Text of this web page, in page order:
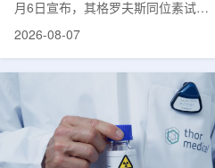
月6日宣布，其格罗夫斯同位素试验
反应堆已在低功率状态下实现可控自
格罗夫斯同位素试验反应堆设施(图
片：格罗夫斯)格罗夫斯低功率试验
反应堆位于美国得克萨斯州洛克哈
特，是美国能源部反应堆试点计划下
首个在私人土地上实现临界的反应
2026-08-07